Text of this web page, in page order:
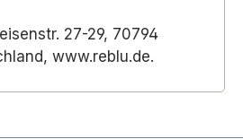
27-29, 70794
www.reblu.de.